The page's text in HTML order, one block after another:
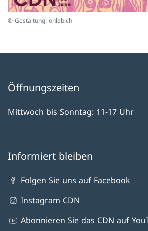
© Gestaltung: onlab.ch
Öffnungszeiten
Mittwoch bis Sonntag: 11-17 Uhr
Informiert bleiben
Folgen Sie uns auf Facebook
Instagram CDN
Abonnieren Sie das CDN auf